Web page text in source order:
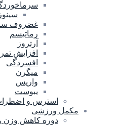
غضروف
رماتیسم
آرتروز
افزایش
افسردگی
میگرن
واریس
یبوست
استرس و
مکمل ورزشی
دوره کاهش وزن